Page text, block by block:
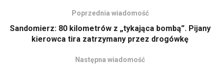
Poprzednia wiadomość
Sandomierz: 80 kilometrów z „tykająca bombą”. Pijany
kierowca tira zatrzymany przez drogówkę
Następna wiadomość